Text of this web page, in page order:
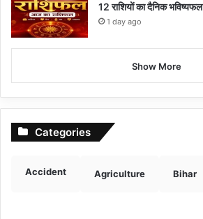
12 राशियों का दैनिक भविष्यफल
1 day ago
Show More
Categories
Accident Agriculture Bihar